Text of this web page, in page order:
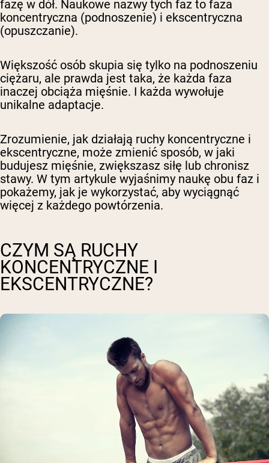
fazę w dół. Naukowe nazwy tych faz to faza
koncentryczna (podnoszenie) i ekscentryczna
(opuszczanie).
Większość osób skupia się tylko na podnoszeniu
ciężaru, ale prawda jest taka, że każda faza
inaczej obciąża mięśnie. I każda wywołuje
unikalne adaptacje.
Zrozumienie, jak działają ruchy koncentryczne i
ekscentryczne, może zmienić sposób, w jaki
budujesz mięśnie, zwiększasz siłę lub chronisz
stawy. W tym artykule wyjaśnimy naukę obu faz i
pokażemy, jak je wykorzystać, aby wyciągnąć
więcej z każdego powtórzenia.
CZYM SĄ RUCHY
KONCENTRYCZNE I
EKSCENTRYCZNE?